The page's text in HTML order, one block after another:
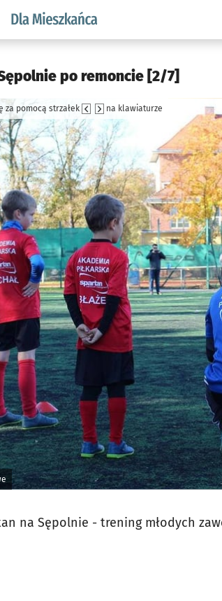
wroclaw.pl podserwis: Dla mieszkańca
po remoncie [2/7]
za pomocą strzałek na klawiaturze
zdjęcia.
na Sępolnie - trening młodych